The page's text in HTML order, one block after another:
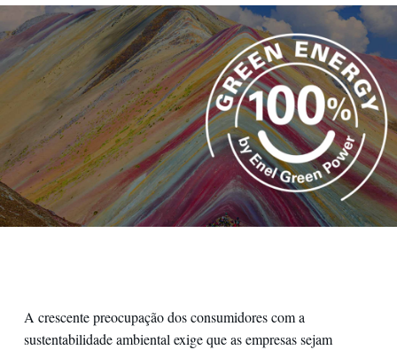
Macchu Picchu in Peru, una delle otto meraviglie del mondo
A crescente preocupação dos consumidores com a
sustentabilidade ambiental exige que as empresas sejam